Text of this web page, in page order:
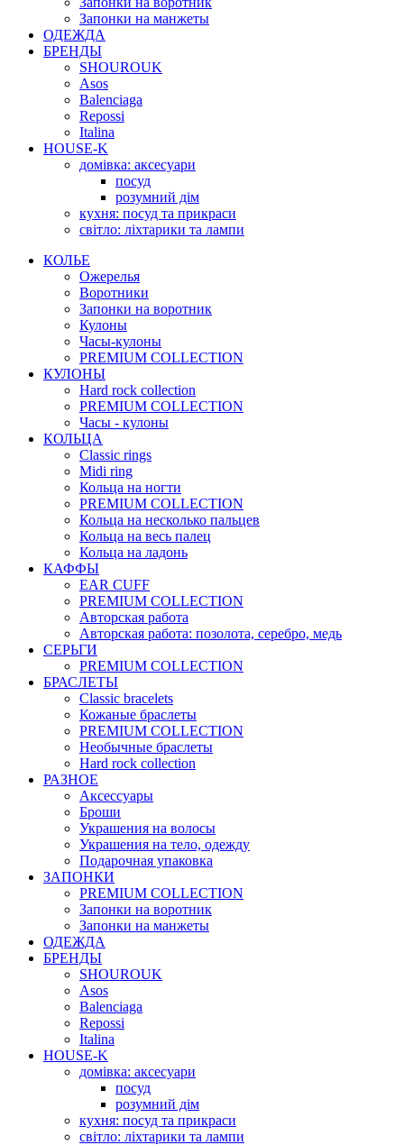
Запонки на манжеты
ОДЕЖДА
БРЕНДЫ
SHOUROUK
Asos
Balenciaga
Repossi
Italina
HOUSE-K
домівка: аксесуари
посуд
розумний дім
кухня: посуд та прикраси
світло: ліхтарики та лампи
КОЛЬЕ
Ожерелья
Воротники
Запонки на воротник
Кулоны
Часы-кулоны
PREMIUM COLLECTION
КУЛОНЫ
Hard rock collection
PREMIUM COLLECTION
Часы - кулоны
КОЛЬЦА
Classic rings
Midi ring
Кольца на ногти
PREMIUM COLLECTION
Кольца на несколько пальцев
Кольца на весь палец
Кольца на ладонь
КАФФЫ
EAR CUFF
PREMIUM COLLECTION
Авторская работа
Авторская работа: позолота, серебро, медь
СЕРЬГИ
PREMIUM COLLECTION
БРАСЛЕТЫ
Classic bracelets
Кожаные браслеты
PREMIUM COLLECTION
Необычные браслеты
Hard rock collection
РАЗНОЕ
Аксессуары
Броши
Украшения на волосы
Украшения на тело, одежду
Подарочная упаковка
ЗАПОНКИ
PREMIUM COLLECTION
Запонки на воротник
Запонки на манжеты
ОДЕЖДА
БРЕНДЫ
SHOUROUK
Asos
Balenciaga
Repossi
Italina
HOUSE-K
домівка: аксесуари
посуд
розумний дім
кухня: посуд та прикраси
світло: ліхтарики та лампи